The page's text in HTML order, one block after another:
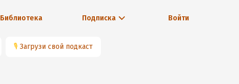
Библиотека Подписка Войти
🎙 Загрузи свой подкаст